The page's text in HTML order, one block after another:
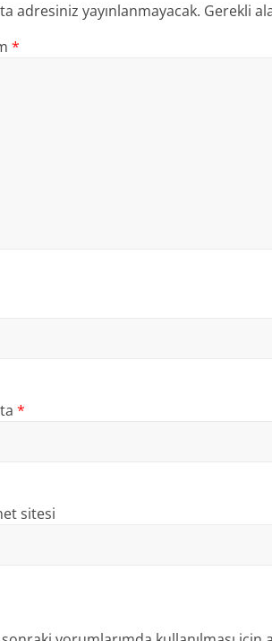
adresiniz yayınlanmayacak. Gerekli
*
*
sitesi